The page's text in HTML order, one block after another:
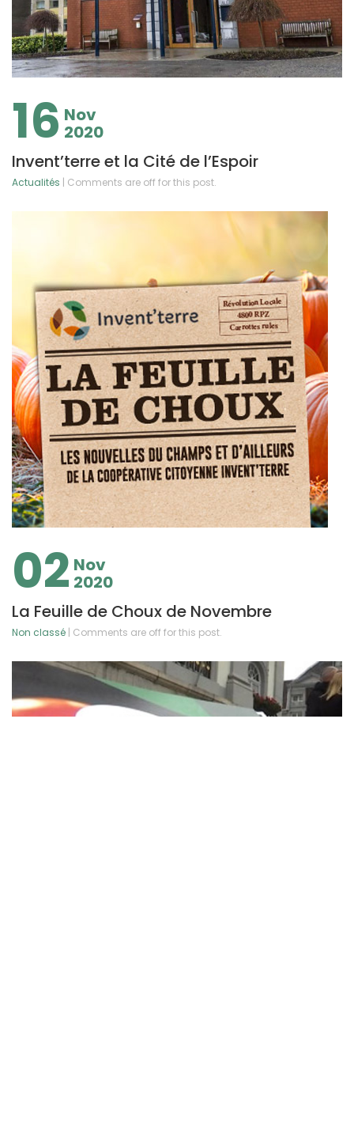
16 Nov
2020
Invent’terre et la Cité de l’Espoir
Actualités | Comments are off for this post.
02 Nov
2020
La Feuille de Choux de Novembre
Non classé | Comments are off for this post.